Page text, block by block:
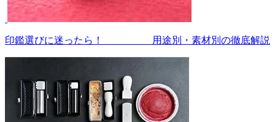
印鑑選びに迷ったら！ 用途別・素材別の徹底解説